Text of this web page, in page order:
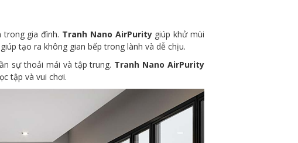
gia đình. Tranh Nano AirPuritygiúp khử mùi
tạo ra không gian bếp trong lành và dễ chịu.
sự thoải mái và tập trung. Tranh Nano AirPurity
tập và vui chơi.